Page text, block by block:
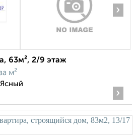
›
63м², 2/9 этаж
м²
›